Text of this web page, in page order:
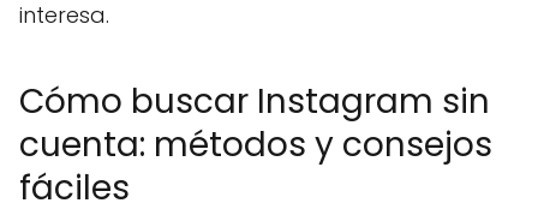
interesa.
Cómo buscar Instagram sin
cuenta: métodos y consejos
fáciles